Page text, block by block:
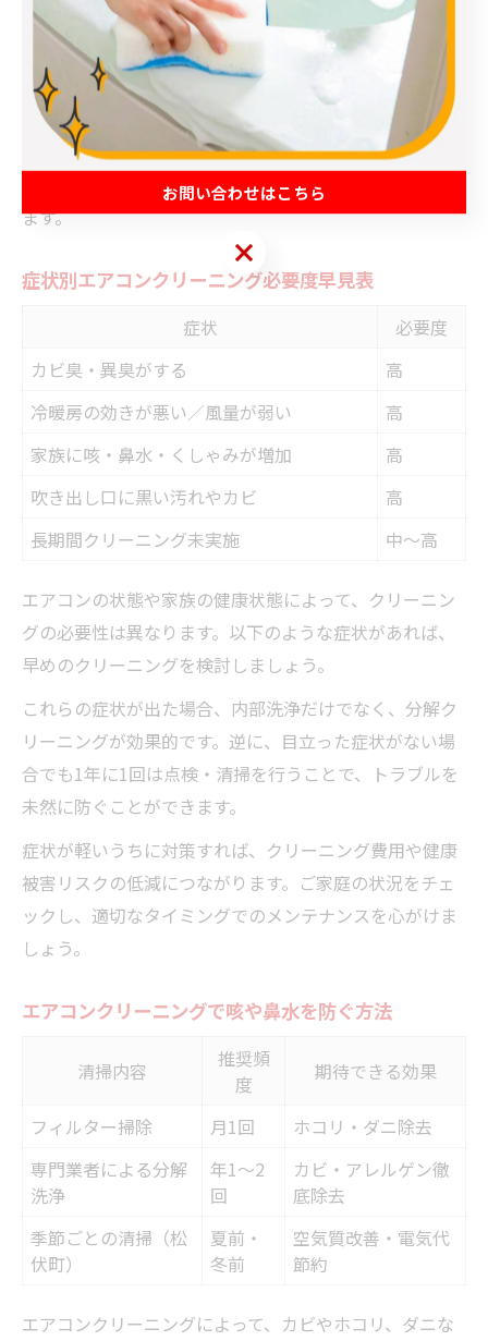
できます。
クリーニング時はお子様やペットが作業場所に近づかな
いよう注意し、洗浄後は十分な換気を行いましょう。利
用者からは「クリーニング後は子どもの咳が減った」
「ペットのニオイが気にならなくなった」といった声も
多く、家族全員が快適に過ごせる環境づくりにつながり
ます。
症状別エアコンクリーニング必要度早見表
症状
必要度
カビ臭・異臭がする
高
冷暖房の効きが悪い／風量が弱い
高
家族に咳・鼻水・くしゃみが増加
高
吹き出し口に黒い汚れやカビ
高
長期間クリーニング未実施
中〜高
エアコンの状態や家族の健康状態によって、クリーニン
グの必要性は異なります。以下のような症状があれば、
早めのクリーニングを検討しましょう。
これらの症状が出た場合、内部洗浄だけでなく、分解ク
リーニングが効果的です。逆に、目立った症状がない場
合でも1年に1回は点検・清掃を行うことで、トラブルを
未然に防ぐことができます。
症状が軽いうちに対策すれば、クリーニング費用や健康
被害リスクの低減につながります。ご家庭の状況をチェ
ックし、適切なタイミングでのメンテナンスを心がけま
しょう。
エアコンクリーニングで咳や鼻水を防ぐ方法
清掃内容
推奨頻
度
期待できる効果
フィルター掃除 月1回
ホコリ・ダニ除去
専門業者による分解
洗浄
年1〜2
回
カビ・アレルゲン徹
底除去
季節ごとの清掃（松
伏町）
夏前・
冬前
空気質改善・電気代
節約
エアコンクリーニングによって、カビやホコリ、ダニな
お問い合わせはこちら
お問い合わせはこちら